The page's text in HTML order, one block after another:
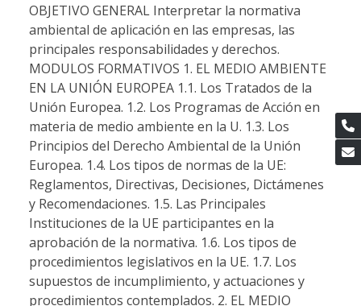
OBJETIVO GENERAL Interpretar la normativa
ambiental de aplicación en las empresas, las
principales responsabilidades y derechos.
MODULOS FORMATIVOS 1. EL MEDIO AMBIENTE
EN LA UNIÓN EUROPEA 1.1. Los Tratados de la
Unión Europea. 1.2. Los Programas de Acción en
materia de medio ambiente en la U. 1.3. Los
Principios del Derecho Ambiental de la Unión
Europea. 1.4. Los tipos de normas de la UE:
Reglamentos, Directivas, Decisiones, Dictámenes
y Recomendaciones. 1.5. Las Principales
Instituciones de la UE participantes en la
aprobación de la normativa. 1.6. Los tipos de
procedimientos legislativos en la UE. 1.7. Los
supuestos de incumplimiento, y actuaciones y
procedimientos contemplados. 2. EL MEDIO